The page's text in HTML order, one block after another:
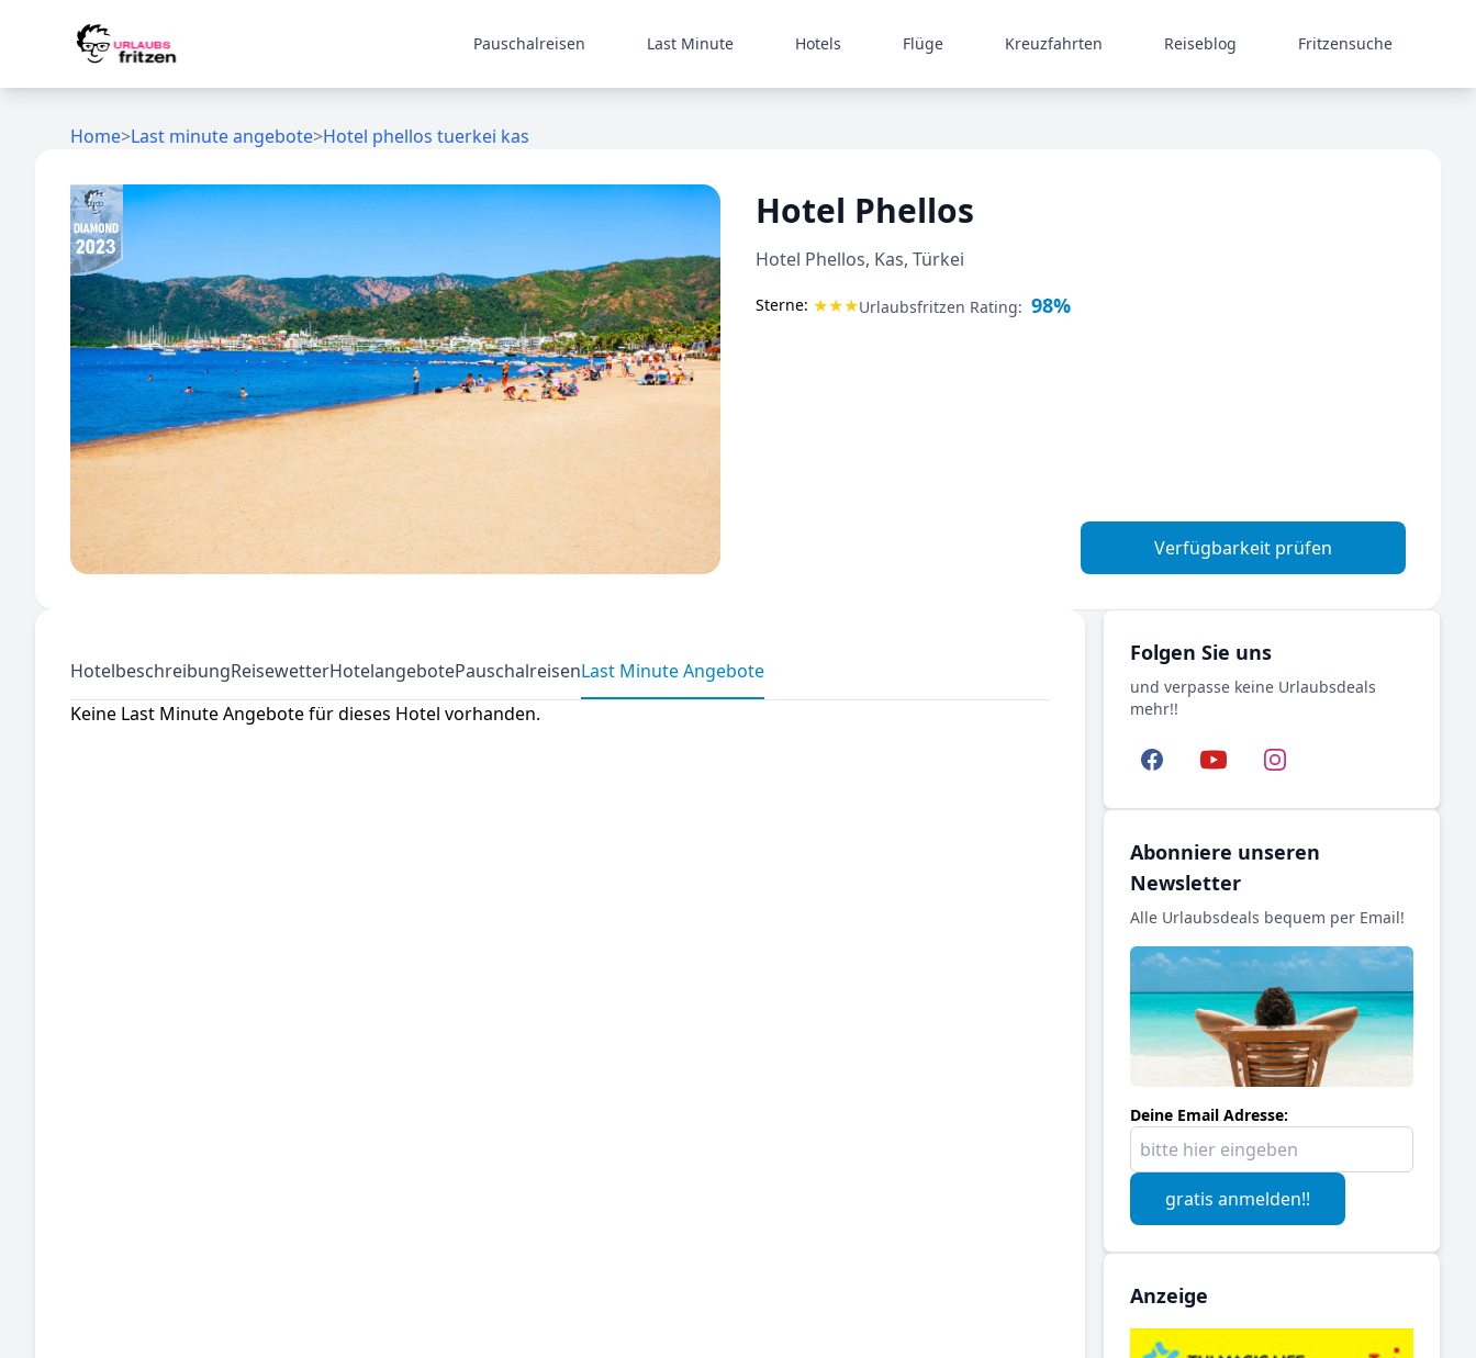
Pauschalreisen Last Minute Hotels Flüge Kreuzfahrten Reiseblog Fritzensuche
Home>Last minute angebote>Hotel phellos tuerkei kas
Hotel Phellos
Hotel Phellos, Kas, Türkei
Sterne: ★★★Urlaubsfritzen Rating: 98%
Verfügbarkeit prüfen
HotelbeschreibungReisewetterHotelangebotePauschalreisenLast Minute Angebote
Keine Last Minute Angebote für dieses Hotel vorhanden.
Folgen Sie uns
und verpasse keine Urlaubsdeals
mehr!!
FacebookYouTubeInstagram
Abonniere unseren
Newsletter
Alle Urlaubsdeals bequem per Email!
Deine Email Adresse:
gratis anmelden!!
Anzeige